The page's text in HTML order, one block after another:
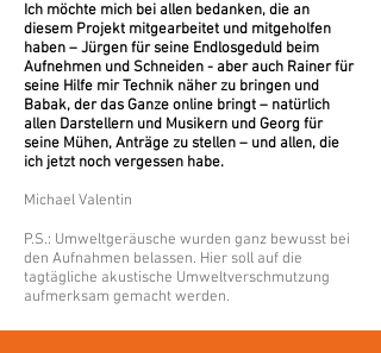
Ich möchte mich bei allen bedanken, die an
diesem Projekt mitgearbeitet und mitgeholfen
haben – Jürgen für seine Endlosgeduld beim
Aufnehmen und Schneiden - aber auch Rainer für
seine Hilfe mir Technik näher zu bringen und
Babak, der das Ganze online bringt – natürlich
allen Darstellern und Musikern und Georg für
seine Mühen, Anträge zu stellen – und allen, die
ich jetzt noch vergessen habe.
Michael Valentin
P.S.: Umweltgeräusche wurden ganz bewusst bei
den Aufnahmen belassen. Hier soll auf die
tagtägliche akustische Umweltverschmutzung
aufmerksam gemacht werden.